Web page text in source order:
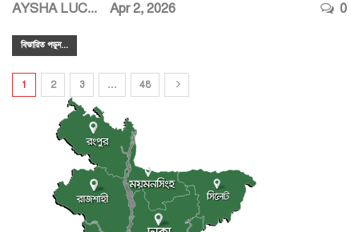
AYSHA LUCKY Apr 2, 2026 0
বিস্তারিত পডুন...
1 2 3 … 48